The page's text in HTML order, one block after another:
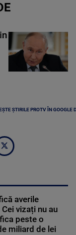
ȘTIRILE PROTV ÎN GOOGLE
averile
vizați nu au
peste o
miliard de lei